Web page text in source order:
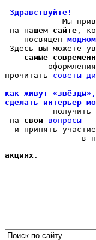
Здравствуйте!
            Мы
на нашем сайте ,
    посвящён
Здесь вы можете
самые
         оформления
прочитать cоветы
как живут «звёзды» ,
сделать интерьер
          получить
на свои
вопросы
  и принять участие
в
акциях .